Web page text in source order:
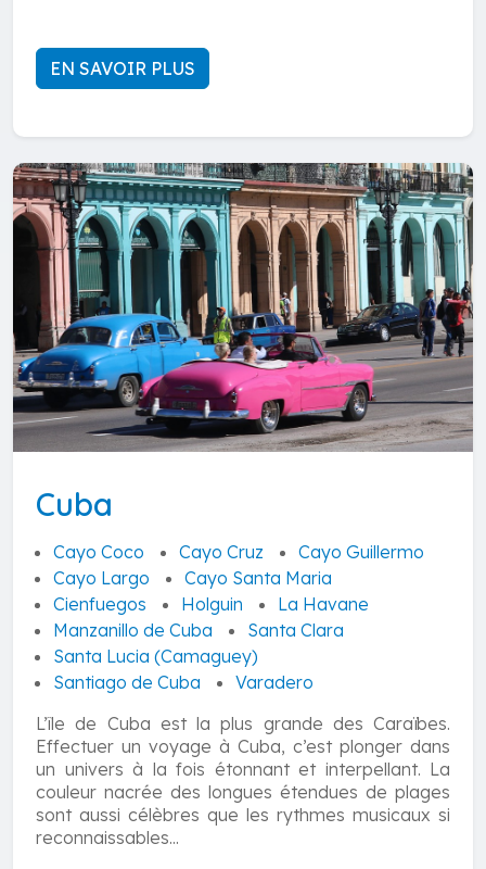
EN SAVOIR PLUS
Cuba
Cayo Coco Cayo Cruz
Cayo Guillermo
Cayo Largo
Cayo Santa Maria
Cienfuegos
Holguin
La Havane
Manzanillo de Cuba
Santa Clara
Santa Lucia (Camaguey)
Santiago de Cuba
Varadero
L’île de Cuba est la plus grande des Caraïbes.
Effectuer un voyage à Cuba, c’est plonger dans
un univers à la fois étonnant et interpellant. La
couleur nacrée des longues étendues de plages
sont aussi célèbres que les rythmes musicaux si
reconnaissables...